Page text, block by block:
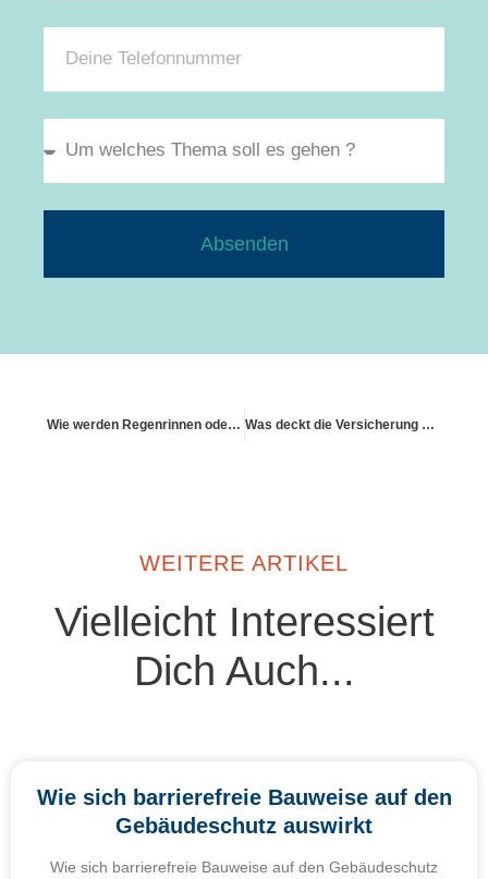
Absenden
Wie werden Regenrinnen oder Dachziegel bewertet Was deckt die Versicherung bei Sanierungen
WEITERE ARTIKEL
Vielleicht Interessiert
Dich Auch...
Wie sich barrierefreie Bauweise auf den
Gebäudeschutz auswirkt
Wie sich barrierefreie Bauweise auf den Gebäudeschutz